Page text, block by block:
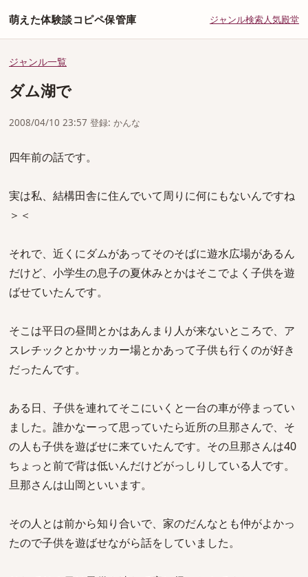
萌えた体験談コピペ保管庫 ジャンル検索人気殿堂
ジャンル一覧
ダム湖で
2008/04/10 23:57 登録: かんな
四年前の話です。
実は私、結構田舎に住んでいて周りに何にもないんですね
＞＜
それで、近くにダムがあってそのそばに遊水広場があるん
だけど、小学生の息子の夏休みとかはそこでよく子供を遊
ばせていたんです。
そこは平日の昼間とかはあんまり人が来ないところで、ア
スレチックとかサッカー場とかあって子供も行くのが好き
だったんです。
ある日、子供を連れてそこにいくと一台の車が停まってい
ました。誰かなーって思っていたら近所の旦那さんで、そ
の人も子供を遊ばせに来ていたんです。その旦那さんは40
ちょっと前で背は低いんだけどがっしりしている人です。
旦那さんは山岡といいます。
その人とは前から知り合いで、家のだんなとも仲がよかっ
たので子供を遊ばせながら話をしていました。